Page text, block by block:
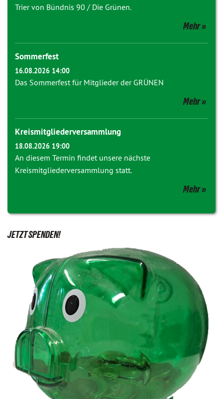
Trier von Bündnis 90 / Die Grünen.
Mehr
Sommerfest
16.08.2026 14:00
Das Sommerfest für Mitglieder der GRÜNEN
Mehr
Kreismitgliederversammlung
18.08.2026 19:00
An diesem Termin findet unsere nächste
Kreismitgliederversammlung statt.
Mehr
JETZT SPENDEN!